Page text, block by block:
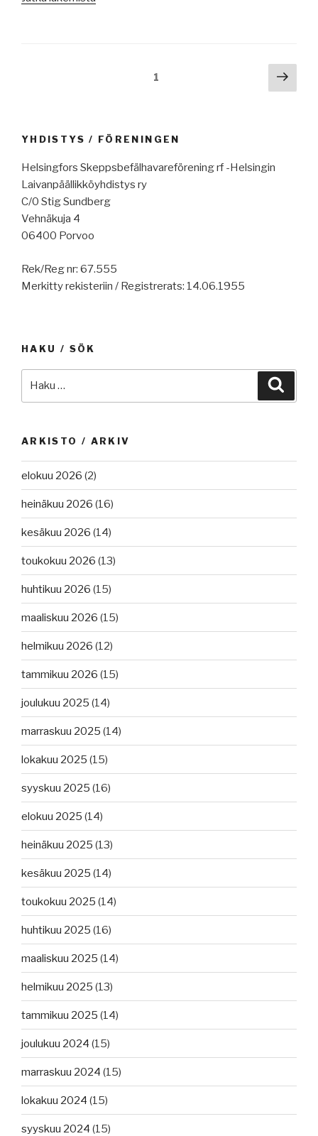
1
sivu
YHDISTYS / FÖRENINGEN
Helsingfors Skeppsbefälhavareförening rf -Helsingin
Laivanpäällikköyhdistys ry
C/0 Stig Sundberg
Vehnäkuja 4
06400 Porvoo
Rek/Reg nr: 67.555
Merkitty rekisteriin / Registrerats: 14.06.1955
HAKU / SÖK
ARKISTO / ARKIV
elokuu 2026 (2)
heinäkuu 2026 (16)
kesäkuu 2026 (14)
toukokuu 2026 (13)
huhtikuu 2026 (15)
maaliskuu 2026 (15)
helmikuu 2026 (12)
tammikuu 2026 (15)
joulukuu 2025 (14)
marraskuu 2025 (14)
lokakuu 2025 (15)
syyskuu 2025 (16)
elokuu 2025 (14)
heinäkuu 2025 (13)
kesäkuu 2025 (14)
toukokuu 2025 (14)
huhtikuu 2025 (16)
maaliskuu 2025 (14)
helmikuu 2025 (13)
tammikuu 2025 (14)
joulukuu 2024 (15)
marraskuu 2024 (15)
lokakuu 2024 (15)
syyskuu 2024 (15)